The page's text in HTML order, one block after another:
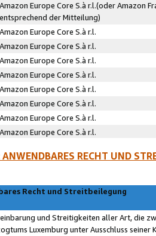
Amazon Europe Core S.à r.l.(oder Amazon
entsprechend der Mitteilung)
Amazon Europe Core S.à r.l.
Amazon Europe Core S.à r.l.
Amazon Europe Core S.à r.l.
Amazon Europe Core S.à r.l.
Amazon Europe Core S.à r.l.
Amazon Europe Core S.à r.l.
Amazon Europe Core S.à r.l.
Amazon Europe Core S.à r.l.
RECHT UND
Recht und Streitbeilegung
und Streitigkeiten aller Art, die
Luxemburg unter Ausschluss